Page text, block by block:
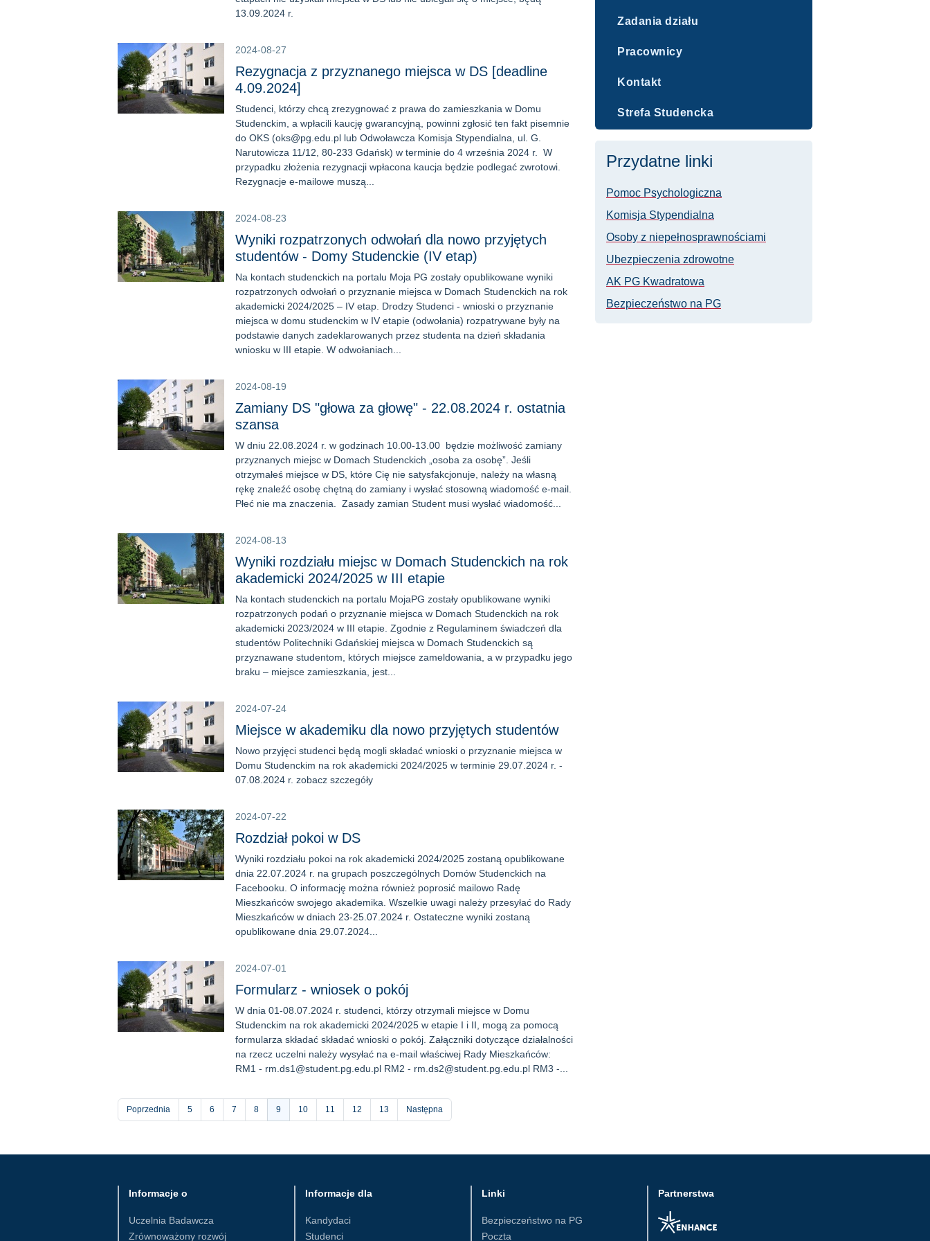
13.09.2024 r.
2024-08-27
Rezygnacja z przyznanego miejsca w DS [deadline
4.09.2024]
Studenci, którzy chcą zrezygnować z prawa do zamieszkania w Domu
Studenckim, a wpłacili kaucję gwarancyjną, powinni zgłosić ten fakt pisemnie
do OKS (oks@pg.edu.pl lub Odwoławcza Komisja Stypendialna, ul. G.
Narutowicza 11/12, 80-233 Gdańsk) w terminie do 4 września 2024 r. W
przypadku złożenia rezygnacji wpłacona kaucja będzie podlegać zwrotowi.
Rezygnacje e-mailowe muszą...
2024-08-23
Wyniki rozpatrzonych odwołań dla nowo przyjętych
studentów - Domy Studenckie (IV etap)
Na kontach studenckich na portalu Moja PG zostały opublikowane wyniki
rozpatrzonych odwołań o przyznanie miejsca w Domach Studenckich na rok
akademicki 2024/2025 – IV etap. Drodzy Studenci - wnioski o przyznanie
miejsca w domu studenckim w IV etapie (odwołania) rozpatrywane były na
podstawie danych zadeklarowanych przez studenta na dzień składania
wniosku w III etapie. W odwołaniach...
2024-08-19
Zamiany DS "głowa za głowę" - 22.08.2024 r. ostatnia
szansa
W dniu 22.08.2024 r. w godzinach 10.00-13.00 będzie możliwość zamiany
przyznanych miejsc w Domach Studenckich „osoba za osobę”. Jeśli
otrzymałeś miejsce w DS, które Cię nie satysfakcjonuje, należy na własną
rękę znaleźć osobę chętną do zamiany i wysłać stosowną wiadomość e-mail.
Płeć nie ma znaczenia. Zasady zamian Student musi wysłać wiadomość...
2024-08-13
Wyniki rozdziału miejsc w Domach Studenckich na rok
akademicki 2024/2025 w III etapie
Na kontach studenckich na portalu MojaPG zostały opublikowane wyniki
rozpatrzonych podań o przyznanie miejsca w Domach Studenckich na rok
akademicki 2023/2024 w III etapie. Zgodnie z Regulaminem świadczeń dla
studentów Politechniki Gdańskiej miejsca w Domach Studenckich są
przyznawane studentom, których miejsce zameldowania, a w przypadku jego
braku – miejsce zamieszkania, jest...
2024-07-24
Miejsce w akademiku dla nowo przyjętych studentów
Nowo przyjęci studenci będą mogli składać wnioski o przyznanie miejsca w
Domu Studenckim na rok akademicki 2024/2025 w terminie 29.07.2024 r. -
07.08.2024 r. zobacz szczegóły
2024-07-22
Rozdział pokoi w DS
Wyniki rozdziału pokoi na rok akademicki 2024/2025 zostaną opublikowane
dnia 22.07.2024 r. na grupach poszczególnych Domów Studenckich na
Facebooku. O informację można również poprosić mailowo Radę
Mieszkańców swojego akademika. Wszelkie uwagi należy przesyłać do Rady
Mieszkańców w dniach 23-25.07.2024 r. Ostateczne wyniki zostaną
opublikowane dnia 29.07.2024...
2024-07-01
Formularz - wniosek o pokój
W dnia 01-08.07.2024 r. studenci, którzy otrzymali miejsce w Domu
Studenckim na rok akademicki 2024/2025 w etapie I i II, mogą za pomocą
formularza składać składać wnioski o pokój. Załączniki dotyczące działalności
na rzecz uczelni należy wysyłać na e-mail właściwej Rady Mieszkańców:
RM1 - rm.ds1@student.pg.edu.pl RM2 - rm.ds2@student.pg.edu.pl RM3 -...
Stronicowanie
Poprzednia Strona
5 Strona
6 Strona
7 Strona
8
Bieżąca
strona
9 Strona
10 Strona
11 Strona
12 Strona
13 Następna
Zadania działu
Pracownicy
Kontakt
Strefa Studencka
Przydatne linki
Pomoc Psychologiczna
Komisja Stypendialna
Osoby z niepełnosprawnościami
Ubezpieczenia zdrowotne
AK PG Kwadratowa
Bezpieczeństwo na PG
Partnerstwa
Informacje o
Uczelnia Badawcza
Zrównoważony rozwój
Informacje dla
Kandydaci
Studenci
Linki
Bezpieczeństwo na PG
Poczta